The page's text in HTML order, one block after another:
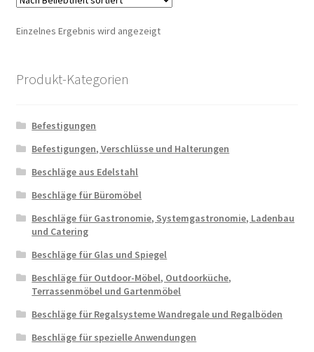
Einzelnes Ergebnis wird angezeigt
Produkt-Kategorien
Befestigungen
Befestigungen, Verschlüsse und Halterungen
Beschläge aus Edelstahl
Beschläge für Büromöbel
Beschläge für Gastronomie, Systemgastronomie, Ladenbau
und Catering
Beschläge für Glas und Spiegel
Beschläge für Outdoor-Möbel, Outdoorküche,
Terrassenmöbel und Gartenmöbel
Beschläge für Regalsysteme Wandregale und Regalböden
Beschläge für spezielle Anwendungen